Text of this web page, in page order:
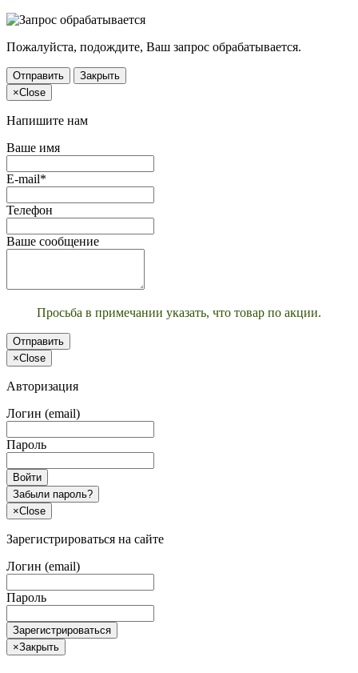
Пожалуйста, подождите, Ваш запрос обрабатывается.
Отправить
Закрыть
×Close
Напишите нам
Ваше имя
E-mail*
Телефон
Ваше сообщение
Просьба в примечании указать, что товар по акции.
Отправить
×Close
Авторизация
Логин (email)
Пароль
Войти
Забыли пароль?
×Close
Зарегистрироваться на сайте
Логин (email)
Пароль
Зарегистрироваться
×Закрыть